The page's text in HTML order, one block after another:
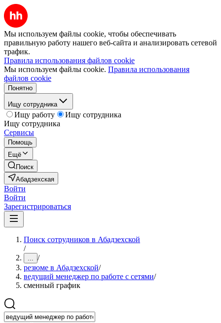
Мы используем файлы cookie, чтобы обеспечивать
правильную работу нашего веб-сайта и анализировать сетевой
трафик.
Правила использования файлов cookie
Мы используем файлы cookie. Правила использования
файлов cookie
Понятно
Ищу сотрудника
Ищу работу
Ищу сотрудника
Ищу сотрудника
Сервисы
Помощь
Ещё
Поиск
Абадзехская
Войти
Войти
Зарегистрироваться
Поиск сотрудников в Абадзехской
/
... /
резюме в Абадзехской/
ведущий менеджер по работе с сетями/
сменный график